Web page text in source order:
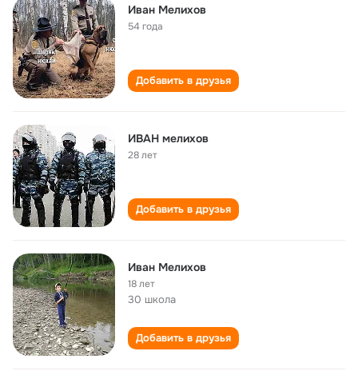
Иван Мелихов
54 года
Добавить в друзья
ИВАН мелихов
28 лет
Добавить в друзья
Иван Мелихов
18 лет
30 школа
Добавить в друзья